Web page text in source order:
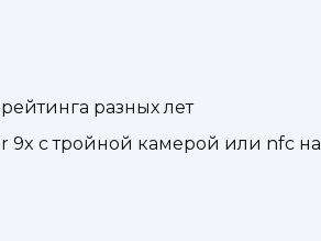
разных лет
9x с тройной камерой или nfc на